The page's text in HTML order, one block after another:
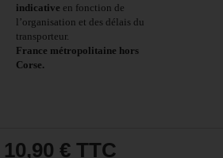
indicative en fonction de
l’organisation et des délais du
transporteur.
France métropolitaine hors
Corse.
10,90 € TTC